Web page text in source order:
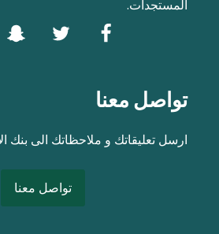
المستجدات.
تواصل معنا
ارسل تعليقاتك و ملاحظاتك الى بنك
تواصل معنا